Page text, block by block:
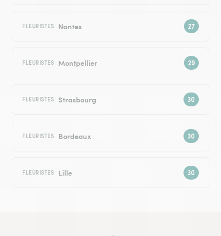
FLEURISTES Nantes
FLEURISTES Montpellier
FLEURISTES Strasbourg
FLEURISTES Bordeaux
FLEURISTES Lille